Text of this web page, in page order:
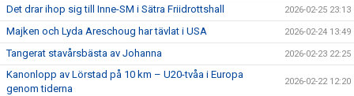
Det drar ihop sig till Inne-SM i Sätra Friidrottshall 2026-02-25 23:13
Majken och Lyda Areschoug har tävlat i USA 2026-02-24 13:49
Tangerat stavårsbästa av Johanna 2026-02-23 22:25
Kanonlopp av Lörstad på 10 km – U20-tvåa i Europa
genom tiderna
2026-02-22 12:20